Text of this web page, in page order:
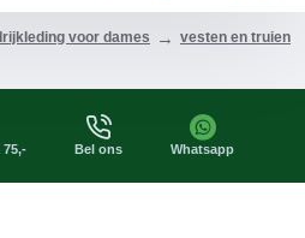
voor dames
vesten en truien
Bel ons Whatsapp